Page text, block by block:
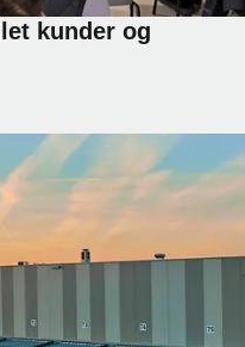
kunder og
og næringsliv i Bergen